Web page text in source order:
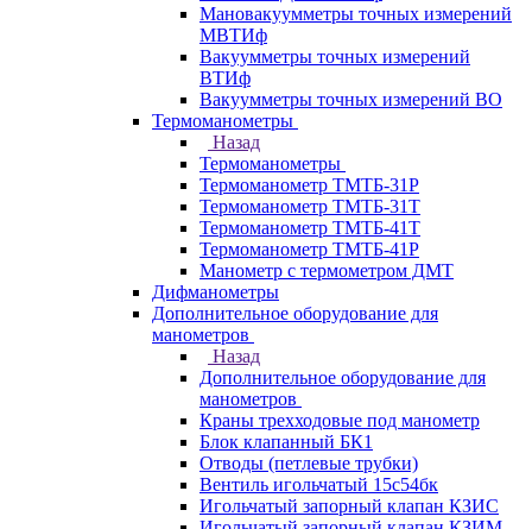
Мановакуумметры точных измерений
МВТИф
Вакуумметры точных измерений
ВТИф
Вакуумметры точных измерений ВО
Термоманометры
Назад
Термоманометры
Термоманометр ТМТБ-31Р
Термоманометр ТМТБ-31Т
Термоманометр ТМТБ-41Т
Термоманометр ТМТБ-41Р
Манометр с термометром ДМТ
Дифманометры
Дополнительное оборудование для
манометров
Назад
Дополнительное оборудование для
манометров
Краны трехходовые под манометр
Блок клапанный БК1
Отводы (петлевые трубки)
Вентиль игольчатый 15с54бк
Игольчатый запорный клапан КЗИС